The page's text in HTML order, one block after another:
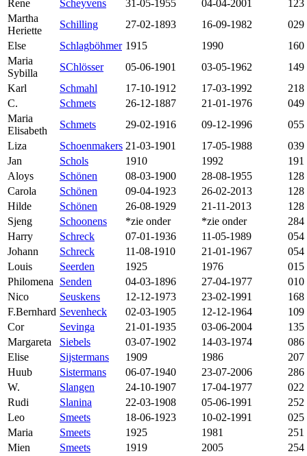
Rene
Scheyvens 31-05-1955 04-04-2001
123
Martha
Heriette
Schilling 27-02-1893 16-09-1982
029
Else
Schlagböhmer 1915 1990
160
Maria
Sybilla
SChlösser 05-06-1901 03-05-1962
149
Karl
Schmahl 17-10-1912 17-03-1992
218
C.
Schmets 26-12-1887 21-01-1976
049
Maria
Elisabeth
Schmets 29-02-1916 09-12-1996
055
Liza
Schoenmakers 21-03-1901 17-05-1988
039
Jan
Schols 1910 1992
191
Aloys
Schönen 08-03-1900 28-08-1955
128
Carola
Schönen 09-04-1923 26-02-2013
128
Hilde
Schönen 26-08-1929 21-11-2013
128
Sjeng
Schoonens *zie onder *zie onder
284
Harry
Schreck 07-01-1936 11-05-1989
054
Johann
Schreck 11-08-1910 21-01-1967
054
Louis
Seerden 1925 1976
015
Philomena
Senden 04-03-1896 27-04-1977
010
Nico
Seuskens 12-12-1973 23-02-1991
168
F.Bernhard Sevenheck 02-03-1905 12-12-1964
109
Cor
Sevinga 21-01-1935 03-06-2004
135
Margareta
Siebels 03-07-1902 14-03-1974
086
Elise
Sijstermans 1909 1986
207
Huub
Sistermans 06-07-1940 23-07-2006
286
W.
Slangen 24-10-1907 17-04-1977
022
Rudi
Slanina 22-03-1908 05-06-1991
252
Leo
Smeets 18-06-1923 10-02-1991
025
Maria
Smeets 1925 1981
251
Mien
Smeets 1919 2005
254